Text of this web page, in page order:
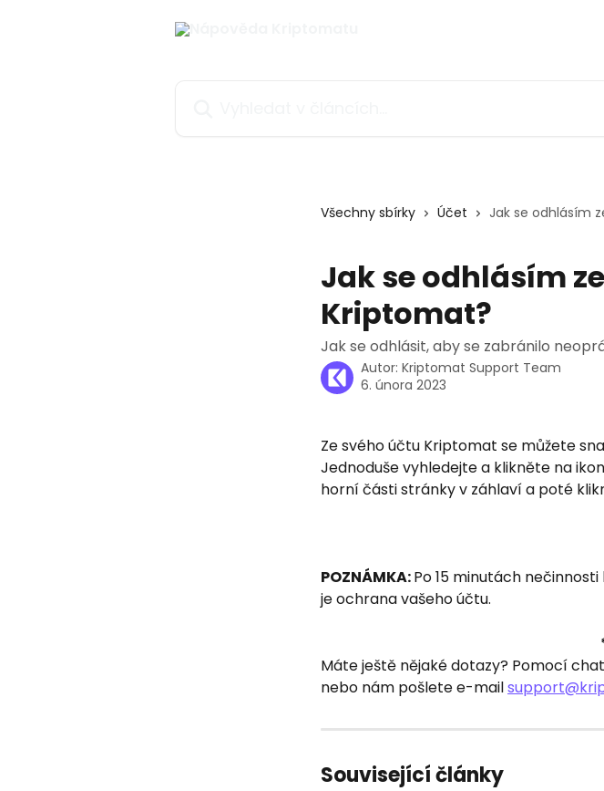
Všechny sbírky Účet Jak se odhlásím
Jak se odhlásím
Kriptomat?
Jak se odhlásit, aby se zabránilo
Autor: Kriptomat Support Team
6. února 2023
Ze svého účtu Kriptomat se můžete
Jednoduše vyhledejte a klikněte na
horní části stránky v záhlaví a poté
POZNÁMKA: Po 15 minutách
je ochrana vašeho účtu.
Máte ještě nějaké dotazy? Pomocí
nebo nám pošlete e-mail
Související články